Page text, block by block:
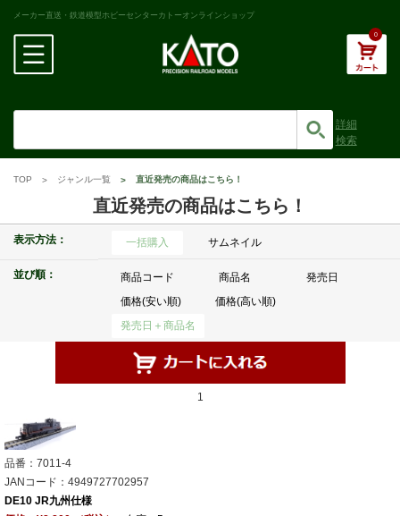
メーカー直送・鉄道模型ホビーセンターカトーオンラインショップ
0
詳細
検索
TOP ジャンル一覧 直近発売の商品はこちら！
直近発売の商品はこちら！
表示方法： 一括購入 サムネイル
並び順： 商品コード 商品名
発売日
価格(安い順)
価格(高い順)
発売日＋商品名
1
品番：7011-4
JANコード：4949727702957
DE10 JR九州仕様